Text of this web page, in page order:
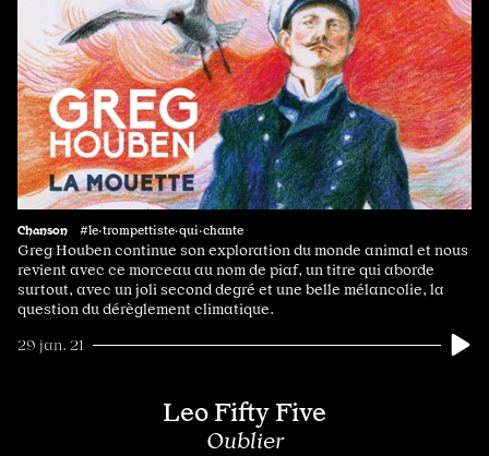
Chanson #le·trompettiste·qui·chante
Greg Houben continue son exploration du monde animal et nous
revient avec ce morceau au nom de piaf, un titre qui aborde
surtout, avec un joli second degré et une belle mélancolie, la
question du dérèglement climatique.
29 jan. 21
Leo Fifty Five
Oublier